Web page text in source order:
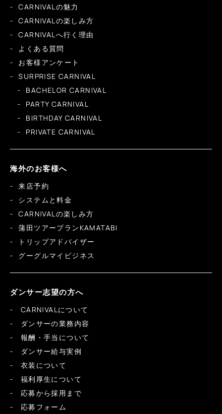
CARNIVALの魅力
CARNIVALの楽しみ方
CARNIVALへ行く理由
よくある質問
お客様アンケート
SURPRISE CARNIVAL
BACHELOR CARNIVAL
PARTY CARNIVAL
BIRTHDAY CARNIVAL
PRIVATE CARNIVAL
海外のお客様へ
来店予約
システムと料金
CARNIVALの楽しみ方
蒲田ツアープランKAMATABI
トリップアドバイザー
グーグルマイビジネス
ダンサー志望の方へ
CARNIVALについて
ダンサーの業務内容
報酬・手当について
ダンサー給与実例
衣装について
福利厚生について
応募から採用まで
応募フォーム